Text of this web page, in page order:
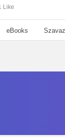
Like
eBooks